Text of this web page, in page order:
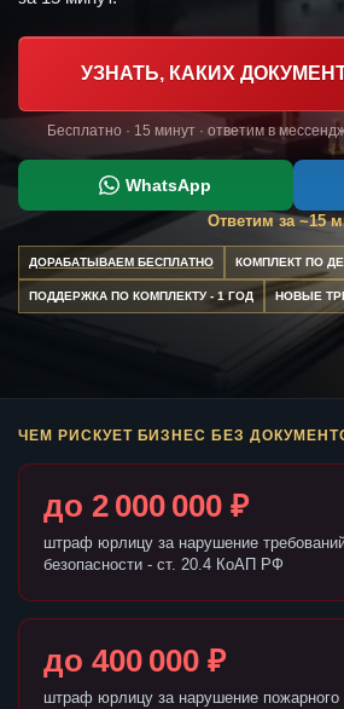
УЗНАТЬ, КАКИХ
Бесплатно · 15 минут · ответим в
WhatsApp
Ответим за ~15
ДОРАБАТЫВАЕМ БЕСПЛАТНО КОМПЛЕКТ ПО
ПОДДЕРЖКА ПО КОМПЛЕКТУ - 1 ГОД НОВЫЕ
ЧЕМ РИСКУЕТ БИЗНЕС БЕЗ
до 2 000 000 ₽
штраф юрлицу за нарушение
безопасности - ст. 20.4 КоАП РФ
до 400 000 ₽
штраф юрлицу за нарушение